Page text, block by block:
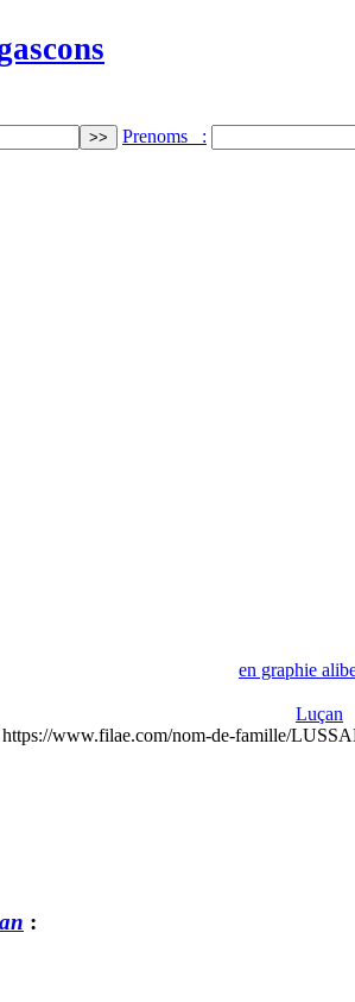
Prenoms :
en graphie
Luçan
https://www.filae.com/nom-de-famille/
: